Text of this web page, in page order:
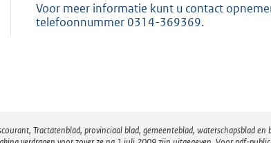
Voor meer informatie kunt u contact
telefoonnummer 0314-369369.
Tractatenblad, provinciaal blad, gemeenteblad, waterschapsblad